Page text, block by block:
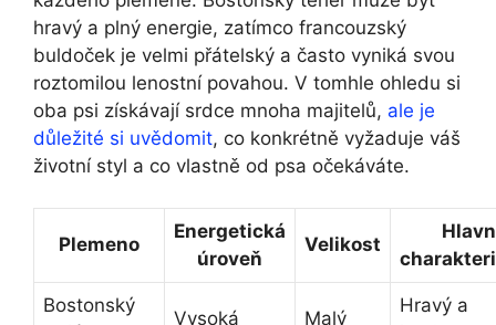
hravý a plný energie, zatímco francouzský
buldoček je velmi přátelský a často vyniká svou
roztomilou lenostní povahou. V tomhle ohledu si
oba psi získávají srdce mnoha majitelů, ale je
důležité si uvědomit,⁢ co konkrétně⁢ vyžaduje váš
životní styl a co vlastně od psa ​očekáváte.
Plemeno
Energetická
⁢úroveň
Velikost
Bostonský
Vysoká Malý
Hravý a